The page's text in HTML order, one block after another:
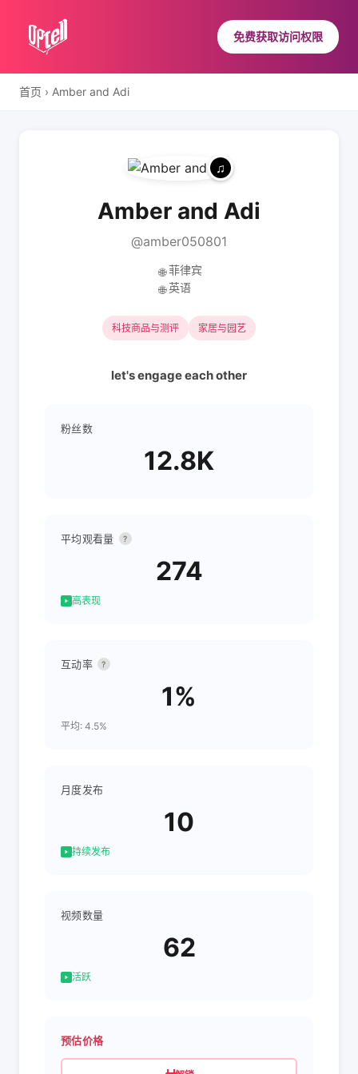
免费获取访问权限
首页 › Amber and Adi
Amber and Adi
@amber050801
🌐 菲律宾
🌐 英语
科技商品与测评 家居与园艺
let's engage each other
粉丝数
12.8K
平均观看量 ?
274
高表现
互动率 ?
1%
平均: 4.5%
月度发布
10
持续发布
视频数量
62
活跃
预估价格